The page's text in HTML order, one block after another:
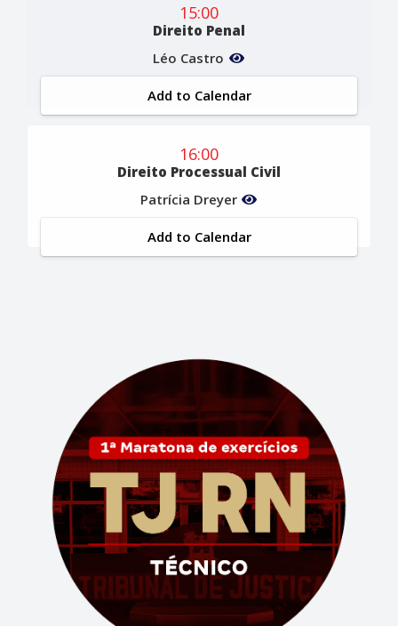
15:00
Direito Penal
Léo Castro
Add to Calendar
16:00
Direito Processual Civil
Patrícia Dreyer
Add to Calendar